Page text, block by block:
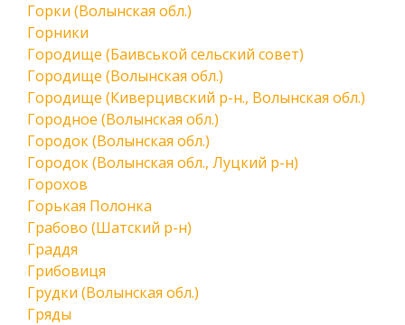
Горки (Волынская обл.)
Горники
Городище (Баивськой сельский совет)
Городище (Волынская обл.)
Городище (Киверцивский р-н., Волынская обл.)
Городное (Волынская обл.)
Городок (Волынская обл.)
Городок (Волынская обл., Луцкий р-н)
Горохов
Горькая Полонка
Грабово (Шатский р-н)
Граддя
Грибовиця
Грудки (Волынская обл.)
Гряды